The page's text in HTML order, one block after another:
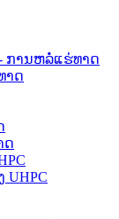
ການຫລໍ່ແຮ່ທາດ
າດ
ດ
UHPC